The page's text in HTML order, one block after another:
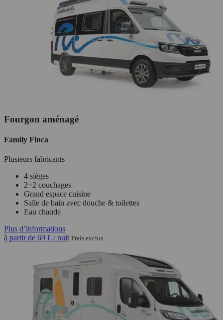
Fourgon aménagé
Family Finca
Plusieurs fabricants
4 sièges
2+2 couchages
Grand espace cuisine
Salle de bain avec douche & toilettes
Eau chaude
Plus d’informations
à partir de 69 € / nuit Frais exclus